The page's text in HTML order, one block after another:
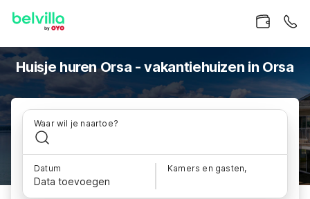
Huisje huren Orsa - vakantiehuizen in Orsa
Waar wil je naartoe?
Datum
Data toevoegen
Kamers en gasten,